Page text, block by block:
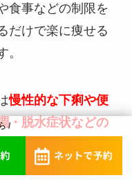
/
食事などの制限を
だけで楽に痩せる
。
慢性的な下痢や便
・脱水症状などの
がありますの
出来ません。そし